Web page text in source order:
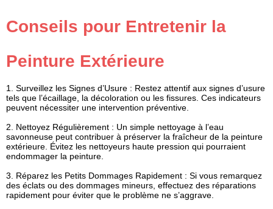
Conseils pour Entretenir la
Peinture Extérieure
1. Surveillez les Signes d’Usure : Restez attentif aux signes d’usure
tels que l’écaillage, la décoloration ou les fissures. Ces indicateurs
peuvent nécessiter une intervention préventive.
2. Nettoyez Régulièrement : Un simple nettoyage à l’eau
savonneuse peut contribuer à préserver la fraîcheur de la peinture
extérieure. Évitez les nettoyeurs haute pression qui pourraient
endommager la peinture.
3. Réparez les Petits Dommages Rapidement : Si vous remarquez
des éclats ou des dommages mineurs, effectuez des réparations
rapidement pour éviter que le problème ne s’aggrave.